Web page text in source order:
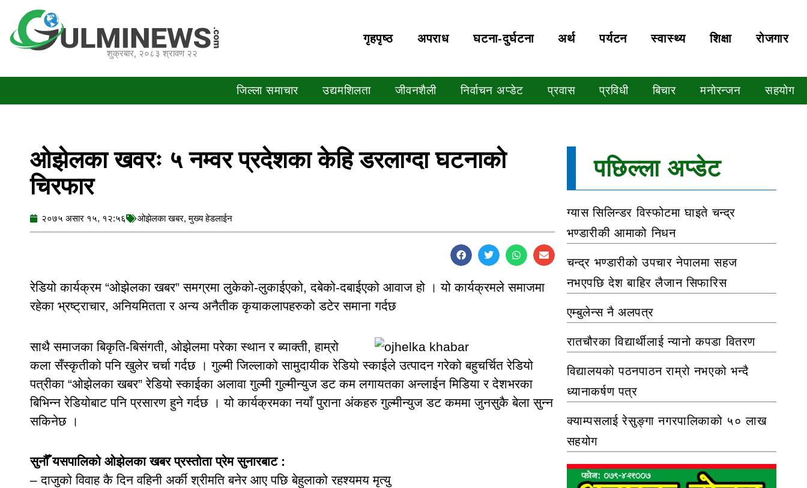
content
शुक्रबार, २०८३ श्रावण २२
गृहपृष्‍ठ अपराध घटना-दुर्घटना अर्थ पर्यटन स्वास्थ्य शिक्षा रोजगार
जिल्ला समाचार उद्यमशिलता जीवनशैली निर्वाचन अप्डेट प्रवास प्रविधी बिचार मनोरन्जन सहयोग
ओझेलका खवरः ५ नम्वर प्रदेशका केहि डरलाग्दा घटनाको
चिरफार
२०७५ असार १५, १२:५६ ओझेलका खबर,मुख्य हेडलाईन
रेडियो कार्यक्रम “ओझेलका खबर” समग्रमा लुकेको-लुकाईएको, दबेको-दबाईएको आवाज हो । यो कार्यक्रमले समाजमा
रहेका भ्रष्ट्राचार, अनियमितता र अन्य अनैतीक कृयाकलापहरुको डटेर समाना गर्दछ
साथै समाजका बिकृति-बिसंगती, ओझेलमा परेका स्थान र ब्याक्ती, हाम्रो
कला सँस्कृतीको पनि खुलेर चर्चा गर्दछ । गुल्मी जिल्लाको सामुदायीक रेडियो स्काईले उत्पादन गरेको बहुचर्चित रेडियो
पत्रीका “ओझेलका खबर” रेडियो स्काईका अलावा गुल्मी गुल्मीन्युज डट कम लगायतका अन्लाईन मिडिया र देशभरका
बिभिन्न रेडियोबाट पनि प्रसारण हुने गर्दछ । यो कार्यक्रमका नयाँ पुराना अंकहरु गुल्मीन्युज डट कममा जुनसुकै बेला सुन्न
सकिनेछ ।
सुनौँ यसपालिको ओझेलका खबर प्रस्तोता प्रेम सुनारबाट :
– दाजुको विवाह कै दिन वहिनी अर्की श्रीमति बनेर आए पछि बेहुलाको रहश्यमय मृत्यु
पछिल्ला अप्डेट
ग्यास सिलिन्डर विस्फोटमा घाइते चन्द्र
भण्डारीकी आमाको निधन
चन्द्र भण्डारीको उपचार नेपालमा सहज
नभएपछि देश बाहिर लैजान सिफारिस
एम्बुलेन्स नै अलपत्र
रातचौरका विद्यार्थीलाई न्यानो कपडा वितरण
विद्यालयको पठनपाठन राम्रो नभएको भन्दै
ध्यानाकर्षण पत्र
क्याम्पसलाई रेसुङ्गा नगरपालिकाको ५० लाख
सहयोग